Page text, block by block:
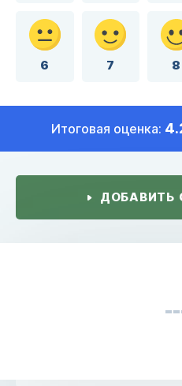
6 7 8
Итоговая оценка:
ДОБАВИТЬ